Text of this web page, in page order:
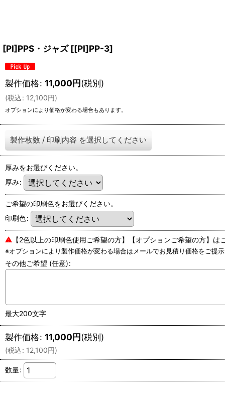
[PI]PPS・ジャズ [[PI]PP-3]
製作価格: 11,000円(税別)
(税込: 12,100円)
オプションにより価格が変わる場合もあります。
製作枚数 / 印刷内容 を選択してください
厚みをお選びください。
厚み:
ご希望の印刷色をお選びください。
印刷色:
⚠ 【2色以上の印刷色使用ご希望の方】【オプションご希望の方】は
※オプションにより製作価格が変わる場合はメールでお見積り価格をご提
その他ご希望 (任意):
最大200文字
製作価格: 11,000円(税別)
(税込: 12,100円)
数量: